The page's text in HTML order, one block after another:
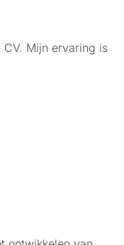
Mijn ervaring is